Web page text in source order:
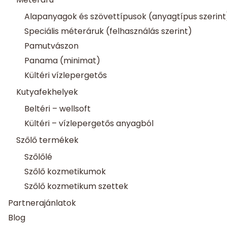
Alapanyagok és szövettípusok (anyagtípus
Speciális méteráruk (felhasználás szerint)
Pamutvászon
Panama (minimat)
Kültéri vízlepergetős
Kutyafekhelyek
Beltéri – wellsoft
Kültéri – vízlepergetős anyagból
Szőlő termékek
Szőlőlé
Szőlő kozmetikumok
Szőlő kozmetikum szettek
Partnerajánlatok
Blog